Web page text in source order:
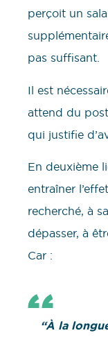
perçoit un
pas suffisant.
Il est
attend du
qui justifie
En deuxième
entraîner
recherché, à
dépasser, à
Car :
“À la